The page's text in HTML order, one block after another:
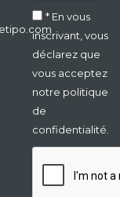
* En vous
inscrivant, vous
déclarez que
vous acceptez
notre politique
de
confidentialité.